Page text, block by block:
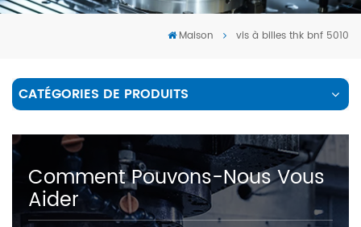
Maison vis à billes thk bnf 5010
CATÉGORIES DE PRODUITS
Comment Pouvons-Nous Vous
Aider